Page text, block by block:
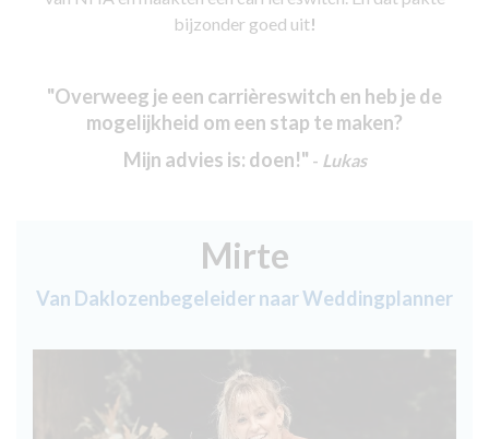
bijzonder goed uit!
"Overweeg je een carrièreswitch en heb je de
mogelijkheid om een stap te maken?
Mijn advies is: doen!" - Lukas
Mirte
Van Daklozenbegeleider naar Weddingplanner